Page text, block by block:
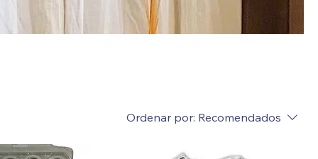
Ordenar por: Recomendados